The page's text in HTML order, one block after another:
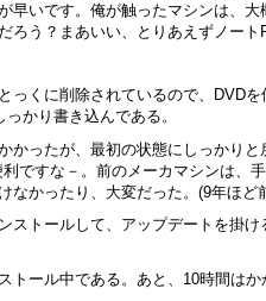
早いです。俺が触ったマシンは、大
ろう？まあいい、とりあえずノート
っくに削除されているので、DVD
かり書き込んである。
かったが、最初の状態にしっかり
ですな－。前のメーカマシンは、
なかったり、大変だった。(9年ほど
ストールして、アップデートを掛け
トール中である。あと、10時間は